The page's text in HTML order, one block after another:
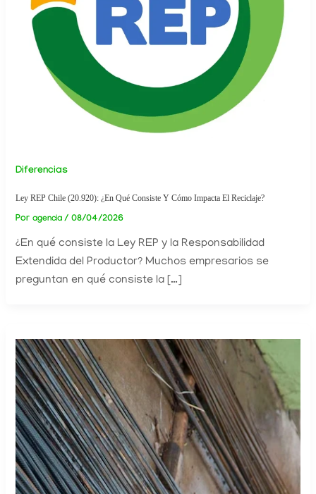
Diferencias
Ley REP Chile (20.920): ¿En Qué Consiste Y Cómo Impacta El Reciclaje?
Por agencia / 08/04/2026
¿En qué consiste la Ley REP y la Responsabilidad
Extendida del Productor? Muchos empresarios se
preguntan en qué consiste la […]